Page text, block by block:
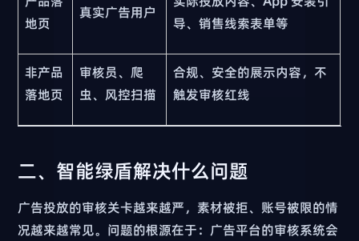
地页
真实广告用户
导、销售线索表单等
非产品
落地页
审核员、爬
虫、风控扫描
合规、安全的展示内容，不
触发审核红线
二、智能绿盾解决什么问题
广告投放的审核关卡越来越严，素材被拒、账号被限的情
况越来越常见。问题的根源在于：广告平台的审核系统会